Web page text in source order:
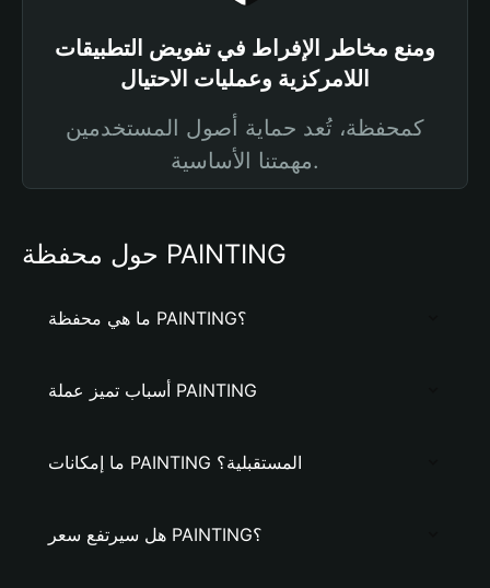
ومنع مخاطر الإفراط في تفويض التطبيقات
اللامركزية وعمليات الاحتيال
كمحفظة، تُعد حماية أصول المستخدمين
مهمتنا الأساسية.
حول محفظة PAINTING
ما هي محفظة PAINTING؟
أسباب تميز عملة PAINTING
ما إمكانات PAINTING المستقبلية؟
هل سيرتفع سعر PAINTING؟